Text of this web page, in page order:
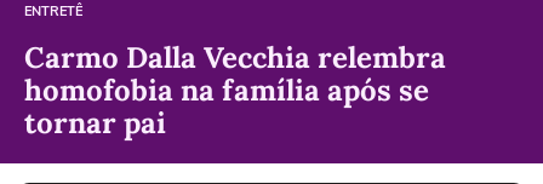
ENTRETÊ
Carmo Dalla Vecchia relembra
homofobia na família após se
tornar pai